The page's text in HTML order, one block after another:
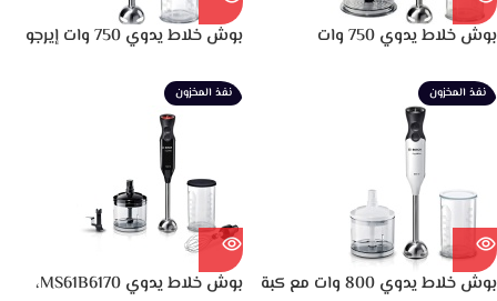
بوش خلاط يدوي 750 وات
بوش خلاط يدوي 750 وات إيرجو
MSM6S10B
نفذ المخزون
بوش خلاط يدوي 800 وات مع كبة
نفذ المخزون
بوش خلاط يدوي MS61B6170،